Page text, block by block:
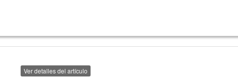
Ver detalles del artículo